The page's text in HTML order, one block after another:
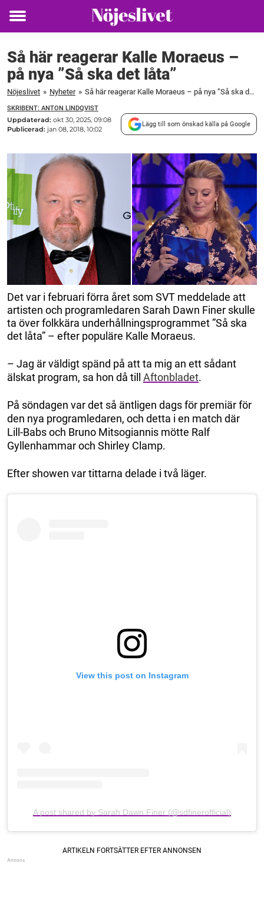
Toggle
Så här reagerar Kalle Moraeus –
på nya ”Så ska det låta”
Nöjeslivet » Nyheter » Så här reagerar Kalle Moraeus – på nya ”Så ska det låta”
SKRIBENT: ANTON LINDQVIST
Uppdaterad: okt 30, 2025, 09:08
Publicerad: jan 08, 2018, 10:02
Lägg till som önskad källa på Google
Det var i februari förra året som SVT meddelade att
artisten och programledaren Sarah Dawn Finer skulle
ta över folkkära underhållningsprogrammet ”Så ska
det låta” – efter populäre Kalle Moraeus.
– Jag är väldigt spänd på att ta mig an ett sådant
älskat program, sa hon då till Aftonbladet.
På söndagen var det så äntligen dags för premiär för
den nya programledaren, och detta i en match där
Lill-Babs och Bruno Mitsogiannis mötte Ralf
Gyllenhammar och Shirley Clamp.
Efter showen var tittarna delade i två läger.
View this post on Instagram
A post shared by Sarah Dawn Finer (@sdfinerofficial)